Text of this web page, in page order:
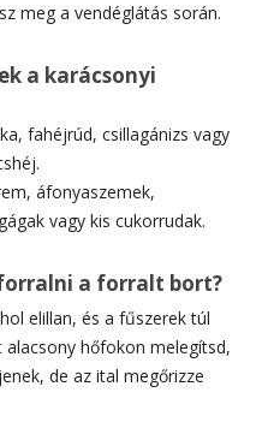
meg a vendéglátás során.
a karácsonyi
fahéjrúd, csillagánizs vagy
áfonyaszemek,
vagy kis cukorrudak.
a forralt bort?
elillan, és a fűszerek túl
alacsony hőfokon melegítsd,
de az ital megőrizze